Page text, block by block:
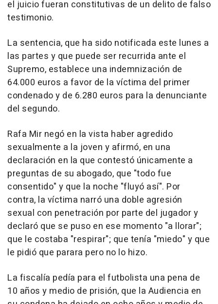
el juicio fueran constitutivas de un delito de falso
testimonio.
La sentencia, que ha sido notificada este lunes a
las partes y que puede ser recurrida ante el
Supremo, establece una indemnización de
64.000 euros a favor de la víctima del primer
condenado y de 6.280 euros para la denunciante
del segundo.
Rafa Mir negó en la vista haber agredido
sexualmente a la joven y afirmó, en una
declaración en la que contestó únicamente a
preguntas de su abogado, que "todo fue
consentido" y que la noche "fluyó así". Por
contra, la víctima narró una doble agresión
sexual con penetración por parte del jugador y
declaró que se puso en ese momento "a llorar";
que le costaba "respirar"; que tenía "miedo" y que
le pidió que parara pero no lo hizo.
La fiscalía pedía para el futbolista una pena de
10 años y medio de prisión, que la Audiencia en